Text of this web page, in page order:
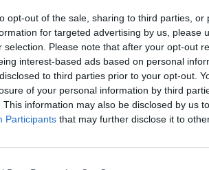
opt-out of the sale, sharing to third parties,
for targeted advertising by us, please
selection. Please note that after your opt-out
interest-based ads based on personal
to third parties prior to your opt-out.
of your personal information by third
This information may also be disclosed by us
Participants that may further disclose it to
και υπό τον κίνδυνο γενικότερης
κατεδάφισης του.
του κτηρίου και για τον
στον «σκελετό» του κτηρίου, η
το Ε.Ι.Ν αποφάσισε να προχωρήσει
αξίας περίπου οκτώ